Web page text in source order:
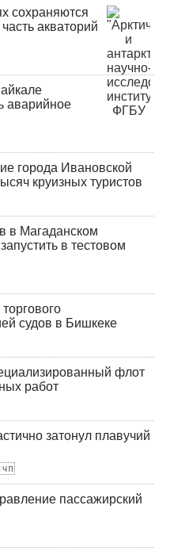
сохраняются
акваторий
аварийное
города Ивановской
круизных туристов
в Магаданском
в тестовом
судов в Бишкеке
флот
работ
затонул плавучий
чп
пассажирский